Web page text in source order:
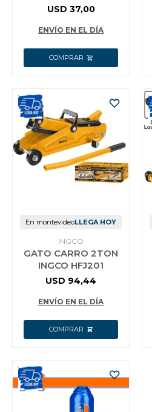
USD 37,00
ENVÍO EN EL DÍA
En montevideoLLEGA HOY
INGCO
GATO CARRO 2TON
INGCO HFJ201
USD 94,44
ENVÍO EN EL DÍA